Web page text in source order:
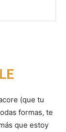
(que tu
formas, te
que estoy